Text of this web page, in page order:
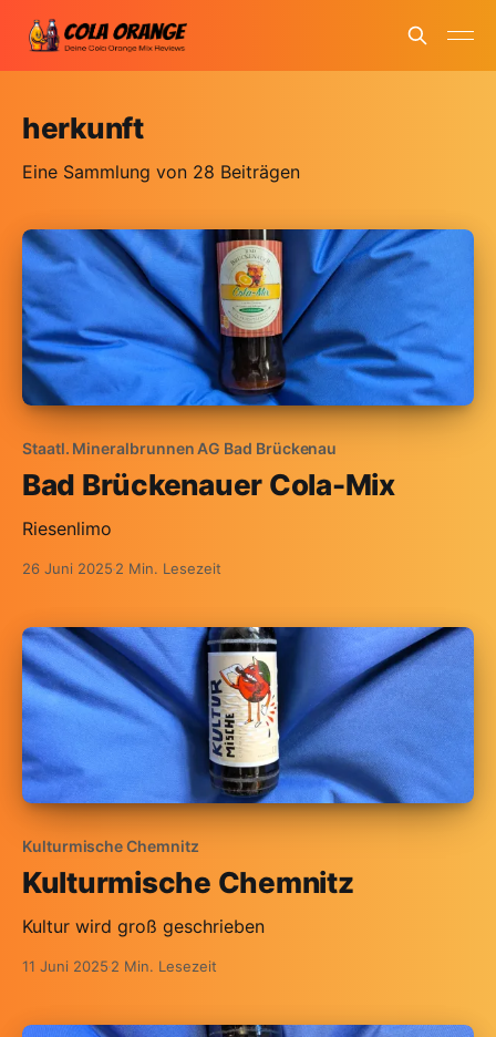
herkunft
Eine Sammlung von 28 Beiträgen
Staatl. Mineralbrunnen AG Bad Brückenau
Bad Brückenauer Cola-Mix
Riesenlimo
26 Juni 2025 2 Min. Lesezeit
Kulturmische Chemnitz
Kulturmische Chemnitz
Kultur wird groß geschrieben
11 Juni 2025 2 Min. Lesezeit